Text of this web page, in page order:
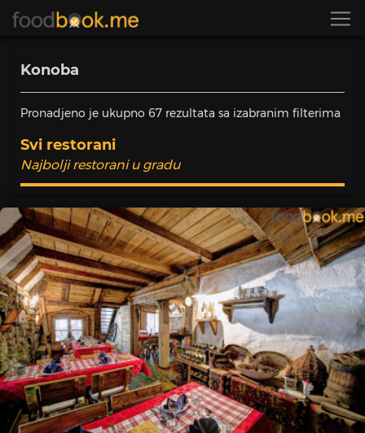
Konoba
Pronadjeno je ukupno 67 rezultata sa izabranim filterima
Svi restorani
Najbolji restorani u gradu